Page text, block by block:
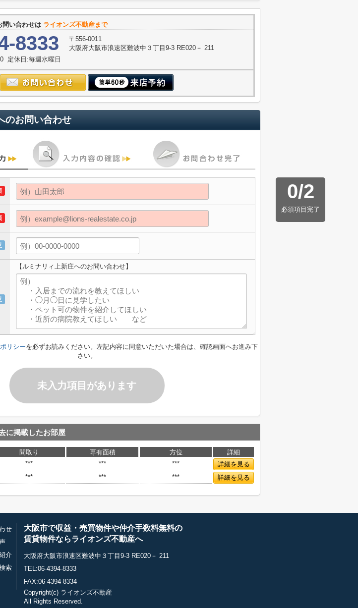
問い合わせは ライオンズ不動産まで
8333
〒556-0011
大阪府大阪市浪速区難波中３丁目9-3 RE020－ 211
定休日:毎週水曜日
のお問い合わせ
0/2
必須項目完了
【ルミナリィ上新庄へのお問い合わせ】
リシーを必ずお読みください。左記内容に同意いただいた場合は、確認画面へお進み下
さい。
未入力項目があります
に掲載したお部屋
間取り 専有面積 方位
詳細
*** *** ***
詳細を見る
*** *** *** 詳細を見る
せ
介
索
大阪市で収益・売買物件や仲介手数料無料の
賃貸物件ならライオンズ不動産へ
大阪府大阪市浪速区難波中３丁目9-3 RE020－ 211
TEL:06-4394-8333
FAX:06-4394-8334
Copyright(c) ライオンズ不動産
All Rights Reserved.